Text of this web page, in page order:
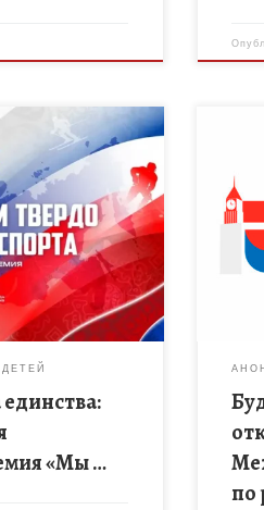
Президентского
новый
объединяет
За годы своего […]
«Мы …
мысли
МВДЦ
по